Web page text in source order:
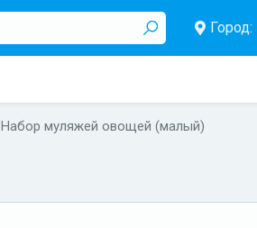
Город:
Набор муляжей овощей (малый)